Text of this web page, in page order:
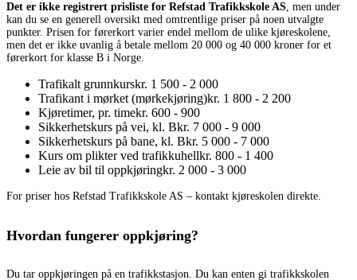
Det er ikke registrert prisliste for Refstad Trafikkskole AS, men under
kan du se en generell oversikt med omtrentlige priser på noen utvalgte
punkter. Prisen for førerkort varier endel mellom de ulike kjøreskolene,
men det er ikke uvanlig å betale mellom 20 000 og 40 000 kroner for et
førerkort for klasse B i Norge.
Trafikalt grunnkurskr. 1 500 - 2 000
Trafikant i mørket (mørkekjøring)kr. 1 800 - 2 200
Kjøretimer, pr. timekr. 600 - 900
Sikkerhetskurs på vei, kl. Bkr. 7 000 - 9 000
Sikkerhetskurs på bane, kl. Bkr. 5 000 - 7 000
Kurs om plikter ved trafikkuhellkr. 800 - 1 400
Leie av bil til oppkjøringkr. 2 000 - 3 000
For priser hos Refstad Trafikkskole AS – kontakt kjøreskolen direkte.
Hvordan fungerer oppkjøring?
Du tar oppkjøringen på en trafikkstasjon. Du kan enten gi trafikkskolen